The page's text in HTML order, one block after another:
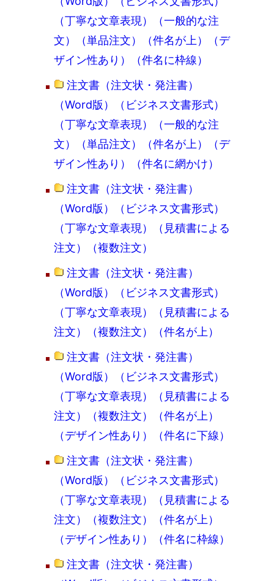
（丁寧な文章表現）（一般的な注
文）（単品注文）（件名が上）（デ
ザイン性あり）（件名に枠線）
注文書（注文状・発注書）
（Word版）（ビジネス文書形式）
（丁寧な文章表現）（一般的な注
文）（単品注文）（件名が上）（デ
ザイン性あり）（件名に網かけ）
注文書（注文状・発注書）
（Word版）（ビジネス文書形式）
（丁寧な文章表現）（見積書による
注文）（複数注文）
注文書（注文状・発注書）
（Word版）（ビジネス文書形式）
（丁寧な文章表現）（見積書による
注文）（複数注文）（件名が上）
注文書（注文状・発注書）
（Word版）（ビジネス文書形式）
（丁寧な文章表現）（見積書による
注文）（複数注文）（件名が上）
（デザイン性あり）（件名に下線）
注文書（注文状・発注書）
（Word版）（ビジネス文書形式）
（丁寧な文章表現）（見積書による
注文）（複数注文）（件名が上）
（デザイン性あり）（件名に枠線）
注文書（注文状・発注書）